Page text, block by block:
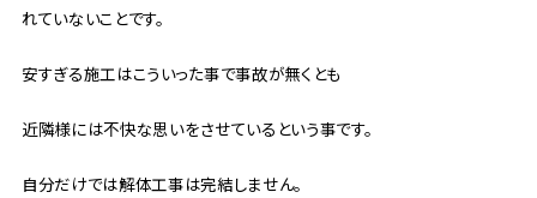
れていないことです。
安すぎる施工はこういった事で事故が無くとも
近隣様には不快な思いをさせているという事です。
自分だけでは解体工事は完結しません。